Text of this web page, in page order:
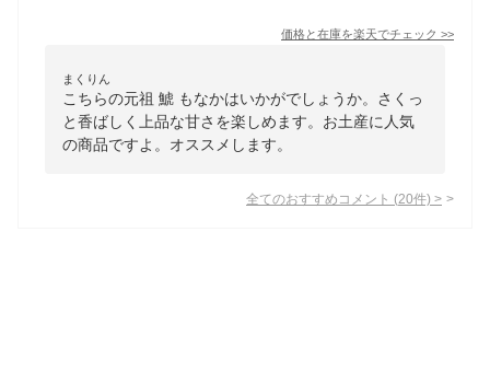
価格と在庫を楽天でチェック >>
まくりん
こちらの元祖 鯱 もなかはいかがでしょうか。さくっ
と香ばしく上品な甘さを楽しめます。お土産に人気
の商品ですよ。オススメします。
全てのおすすめコメント (20件) >